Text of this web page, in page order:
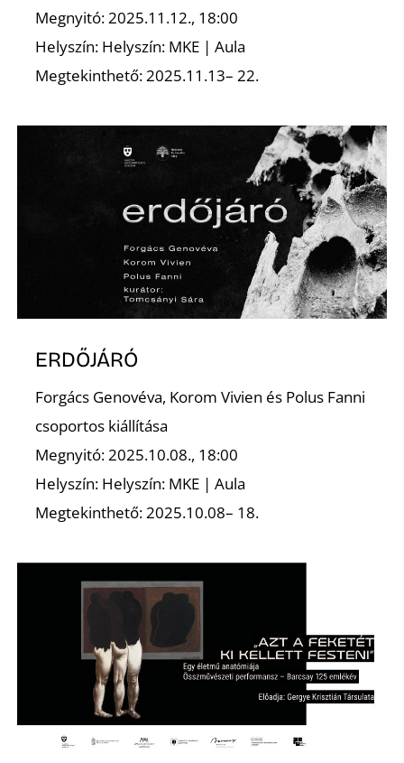
Megnyitó: 2025.11.12., 18:00
Helyszín: Helyszín: MKE | Aula
Megtekinthető: 2025.11.13– 22.
ERDŐJÁRÓ
Forgács Genovéva, Korom Vivien és Polus Fanni
csoportos kiállítása
Megnyitó: 2025.10.08., 18:00
Helyszín: Helyszín: MKE | Aula
Megtekinthető: 2025.10.08– 18.